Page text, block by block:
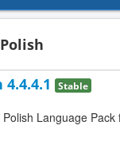
Stable
Language Pack